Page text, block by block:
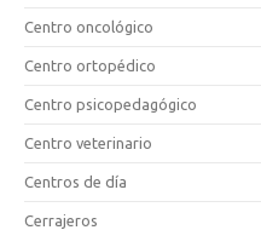
Centro oncológico
Centro ortopédico
Centro psicopedagógico
Centro veterinario
Centros de día
Cerrajeros